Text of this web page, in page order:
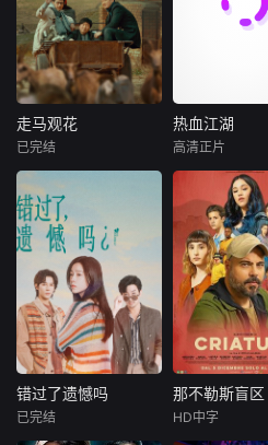
人组建了“红透半边
天”团队。然而团队
在发展过程中遭遇
了诸多矛盾与分
歧，幸得神秘大叔
助力。团队成功实
现转型。随后成员
房”，大叔病倒，他
们毅然
和颓废中反复
跳，终于决定
造自己、假装
性、周旋于形
然而这一场
恋展览，真
她走出失恋
走马观花
张越宁
新波，丁大宁，郭
华，程依慕他们毕
业于同一所大学。
他们和很多年轻人
一样，自以为是，
敏感脆弱，没有被
认可的才华。他们
来自不同的地方，
却有一个共同的愿
望“出人头地”。在
走马观花
已完结
热血江湖
该剧主要讲
子风从小和爷
乡下习武，
从乡野来到
寻找自己的
足之地。在
个充满快节
满利益的城
风十分迷茫
巧合下这时候
了武馆继承人
热血江湖
高清正片
错过了遗憾吗
错过了遗憾吗
已完结
那不勒斯
那不勒斯盲区
HD中字